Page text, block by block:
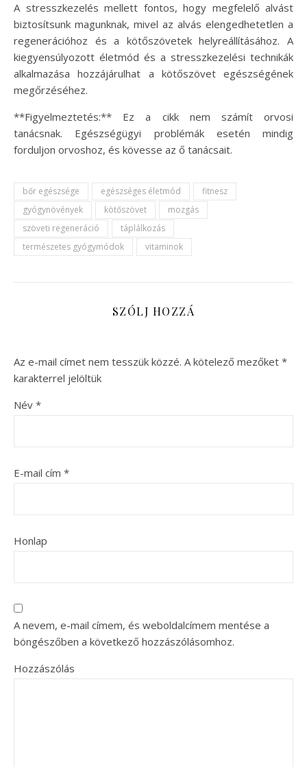
A stresszkezelés mellett fontos, hogy megfelelő alvást
biztosítsunk magunknak, mivel az alvás elengedhetetlen a
regenerációhoz és a kötőszövetek helyreállításához. A
kiegyensúlyozott életmód és a stresszkezelési technikák
alkalmazása hozzájárulhat a kötőszövet egészségének
megőrzéséhez.
**Figyelmeztetés:** Ez a cikk nem számít orvosi
tanácsnak. Egészségügyi problémák esetén mindig
forduljon orvoshoz, és kövesse az ő tanácsait.
bőr egészsége egészséges életmód
fitnesz
gyógynövények
kötőszövet
mozgás
szöveti regeneráció
táplálkozás
természetes gyógymódok
vitaminok
SZÓLJ HOZZÁ
Az e-mail címet nem tesszük közzé. A kötelező mezőket *
karakterrel jelöltük
Név *
E-mail cím *
Honlap
A nevem, e-mail címem, és weboldalcímem mentése a
böngészőben a következő hozzászólásomhoz.
Hozzászólás